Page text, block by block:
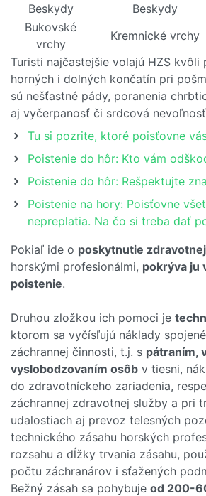
Beskydy
Beskydy
Bukovské
vrchy
Kremnické vrchy
Turisti najčastejšie volajú HZS kvôli
horných i dolných končatín pri
sú nešťastné pády, poranenia
aj vyčerpanosť či srdcová
Tu si pozrite, ktoré poisťovne
Poistenie do hôr: Kto vám
Poistenie do hôr: Rešpektujte
Poistenie na hory: Poisťovne
nepreplatia. Na čo si treba dať
Pokiaľ ide o poskytnutie
horskými profesionálmi, pokrýva ju
poistenie.
Druhou zložkou ich pomoci je
ktorom sa vyčísľujú náklady
záchrannej činnosti, t.j. s pátraním,
vyslobodzovaním osôb v tiesni,
do zdravotníckeho zariadenia,
záchrannej zdravotnej služby a pri
udalostiach aj prevoz telesných
technického zásahu horských
rozsahu a dĺžky trvania zásahu,
počtu záchranárov i sťažených
Bežný zásah sa pohybuje od 200-